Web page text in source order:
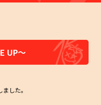
覧会
UP～
した。